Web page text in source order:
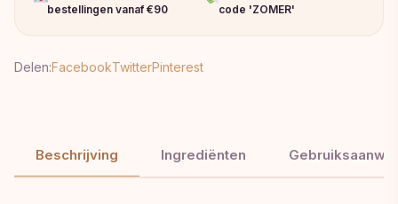
bestellingen vanaf €90
code 'ZOMER'
Delen:FacebookTwitterPinterest
Beschrijving Ingrediënten